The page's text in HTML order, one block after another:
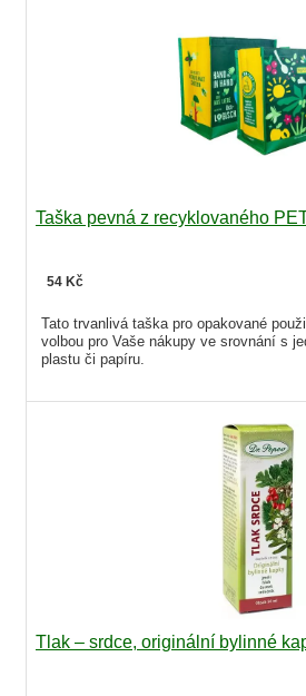
Taška pevná z recyklovaného
54 Kč
Tato trvanlivá taška pro opakované
volbou pro Vaše nákupy ve srovnání s
plastu či papíru.
Tlak – srdce, originální bylinné